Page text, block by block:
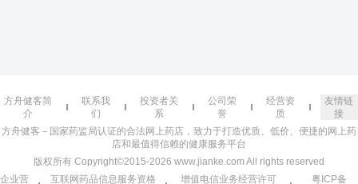
方舟健客简
介
联系我
们
投资者关
系
公司荣
誉
经营资
质
友情链
接
方舟健客－国家药监局认证的合法网上药店，致力于打造优质、低价、便捷的网上药
店和最值得信赖的健康服务平台
版权所有 Copyright©2015-2026 www.jianke.com All rights reserved
企业营
互联网药品信息服务资格 增值电信业务经营许可 粤ICP备